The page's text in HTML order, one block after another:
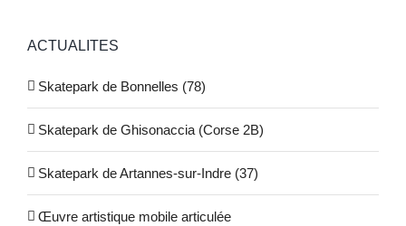
ACTUALITES
Skatepark de Bonnelles (78)
Skatepark de Ghisonaccia (Corse 2B)
Skatepark de Artannes-sur-Indre (37)
Œuvre artistique mobile articulée